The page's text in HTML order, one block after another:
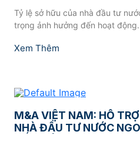
Tỷ lệ sở hữu của nhà đầu tư
trọng ảnh hưởng đến hoạt
Xem Thêm
M&A VIỆT NAM: HỖ
NHÀ ĐẦU TƯ NƯỚC